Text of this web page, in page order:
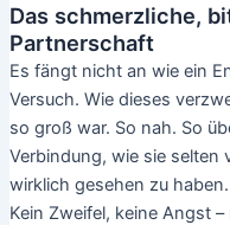
Das schmerzliche,
Partnerschaft
Es fängt nicht an wie ein
Versuch. Wie dieses
so groß war. So nah. So
Verbindung, wie sie selten
wirklich gesehen zu
Kein Zweifel, keine Angst